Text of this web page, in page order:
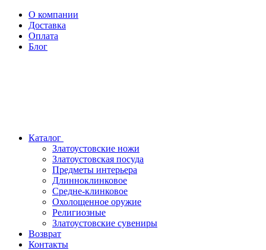
О компании
Доставка
Оплата
Блог
Каталог
Златоустовские ножи
Златоустовская посуда
Предметы интерьера
Длинноклинковое
Средне-клинковое
Охолощенное оружие
Религиозные
Златоустовские сувениры
Возврат
Контакты